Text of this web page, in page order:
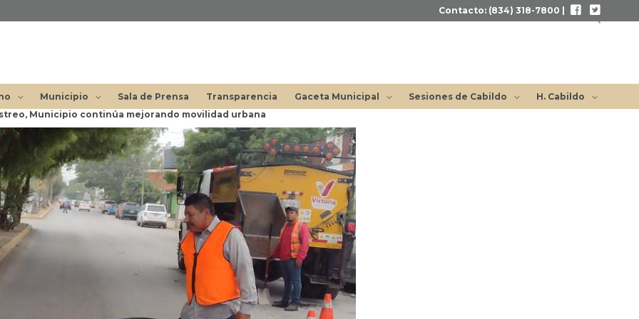
Contacto: (834) 318-7800 |
Municipio Sala de Prensa Transparencia Gaceta Municipal Sesiones de Cabildo
H. Cabildo
Municipio continúa mejorando movilidad urbana